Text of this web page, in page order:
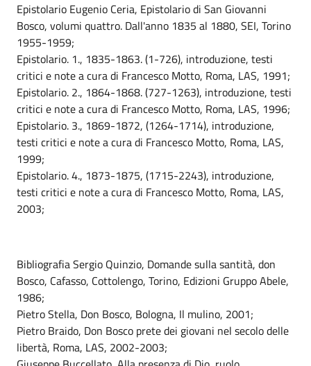
Epistolario Eugenio Ceria, Epistolario di San Giovanni
Bosco, volumi quattro. Dall'anno 1835 al 1880, SEI, Torino
1955-1959;
Epistolario. 1., 1835-1863. (1-726), introduzione, testi
critici e note a cura di Francesco Motto, Roma, LAS, 1991;
Epistolario. 2., 1864-1868. (727-1263), introduzione, testi
critici e note a cura di Francesco Motto, Roma, LAS, 1996;
Epistolario. 3., 1869-1872, (1264-1714), introduzione,
testi critici e note a cura di Francesco Motto, Roma, LAS,
1999;
Epistolario. 4., 1873-1875, (1715-2243), introduzione,
testi critici e note a cura di Francesco Motto, Roma, LAS,
2003;
Bibliografia Sergio Quinzio, Domande sulla santità, don
Bosco, Cafasso, Cottolengo, Torino, Edizioni Gruppo Abele,
1986;
Pietro Stella, Don Bosco, Bologna, Il mulino, 2001;
Pietro Braido, Don Bosco prete dei giovani nel secolo delle
libertà, Roma, LAS, 2002-2003;